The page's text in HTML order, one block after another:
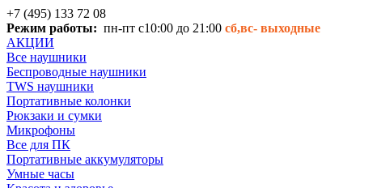
+7 (495) 133 72 08
Режим работы: пн-пт с10:00 до 21:00 сб,вс- выходные
АКЦИИ
Все наушники
Беспроводные наушники
TWS наушники
Портативные колонки
Рюкзаки и сумки
Микрофоны
Все для ПК
Портативные аккумуляторы
Умные часы